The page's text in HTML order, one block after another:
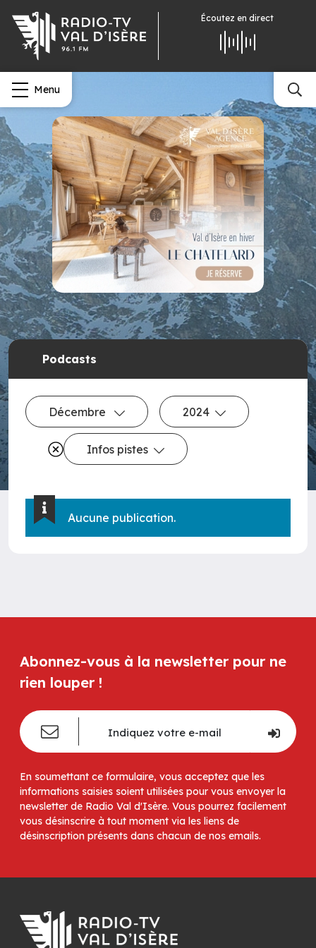
Écoutez en direct
Menu
Podcasts
Décembre 2024
Infos pistes
Aucune publication.
Abonnez-vous à la newsletter pour ne
rien louper !
En soumettant ce formulaire, vous acceptez que les
informations saisies soient utilisées pour vous envoyer la
newsletter de Radio Val d'Isère. Vous pourrez facilement
vous désinscrire à tout moment via les liens de
désinscription présents dans chacun de nos emails.